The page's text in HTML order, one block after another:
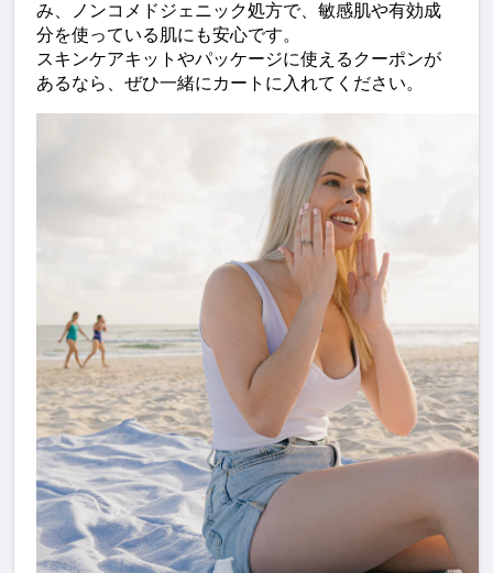
み、ノンコメドジェニック処方で、敏感肌や有効成
分を使っている肌にも安心です。
スキンケアキットやパッケージに使えるクーポンが
あるなら、ぜひ一緒にカートに入れてください。